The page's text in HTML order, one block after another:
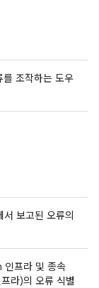
조작하는 도우
서 보고된 오류의
프라 및 종속
라)의 오류 식별